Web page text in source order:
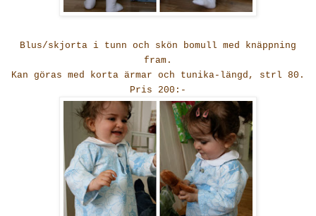
Blus/skjorta i tunn och skön bomull med knäppning
fram.
Kan göras med korta ärmar och tunika-längd, strl 80.
Pris 200:-